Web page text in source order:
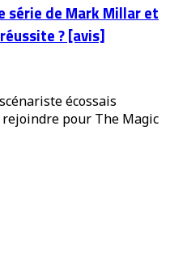
série de Mark Millar et
? [avis]
écossais
pour The Magic